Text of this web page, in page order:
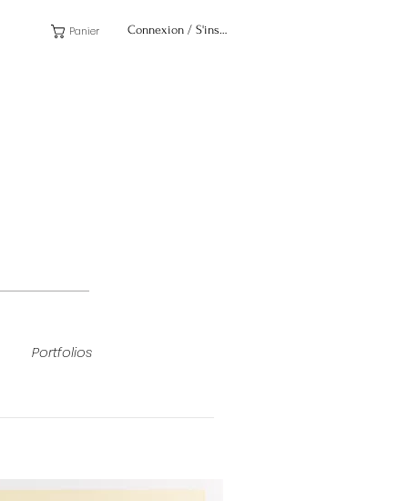
Panier Connexion / S'inscrire
Portfolios